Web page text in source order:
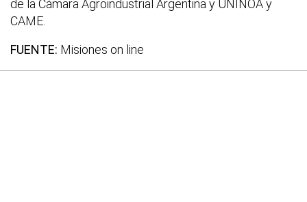
de la Cámara Agroindustrial Argentina y UNINOA y
CAME.
FUENTE: Misiones on line